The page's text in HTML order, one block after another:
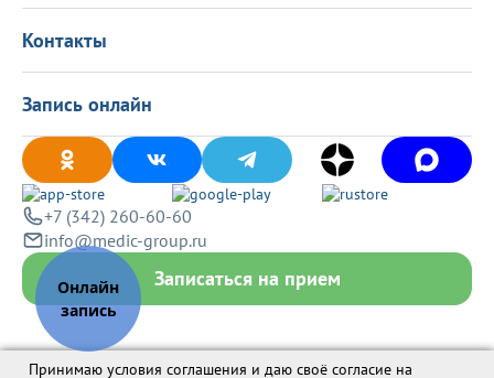
Контакты
Запись онлайн
+7 (342) 260-60-60
info@medic-group.ru
Записаться на прием
Принимаю условия соглашения и даю своё согласие на